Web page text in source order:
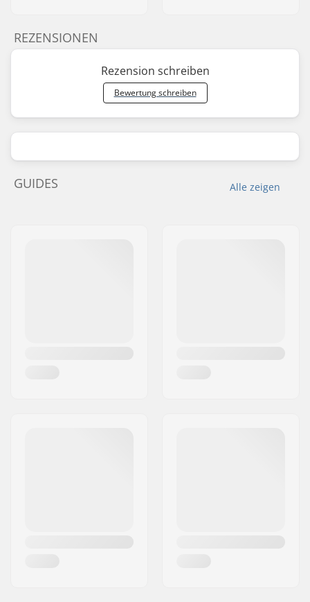
REZENSIONEN
Rezension schreiben
Bewertung schreiben
Alle zeigen
GUIDES